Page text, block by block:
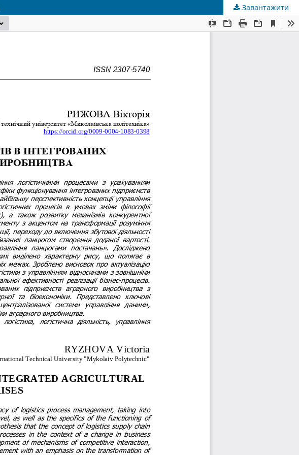
Завантажити